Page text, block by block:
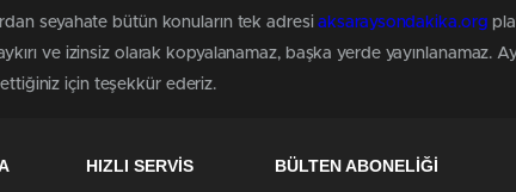
seyahate bütün konuların tek adresiaksaraysondakika.org
ve izinsiz olarak kopyalanamaz, başka yerde yayınlanamaz.
için teşekkür ederiz.
HIZLI SERVİS
BÜLTEN ABONELİĞİ